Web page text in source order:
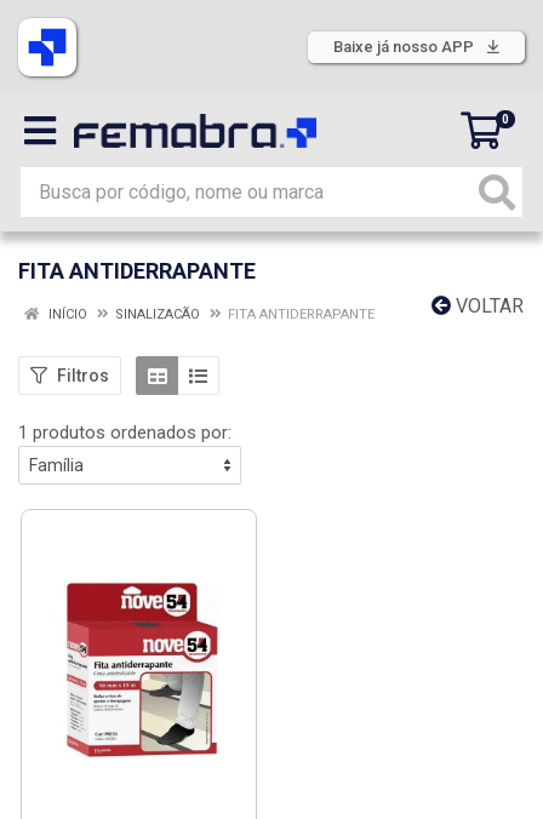
Baixe já nosso APP
0
FITA ANTIDERRAPANTE
VOLTAR
INÍCIO SINALIZACÃO FITA ANTIDERRAPANTE
Filtros
1 produtos ordenados por: